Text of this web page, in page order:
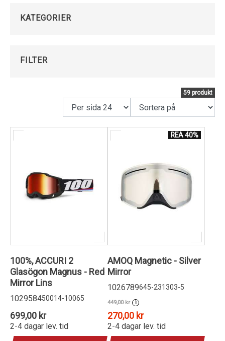
djupseende och förbättrad sikt i alla ljusförhållanden.
KATEGORIER
FILTER
59 produkt
100%, ACCURI 2
Glasögon Magnus - Red
Mirror Lins
102958450014-10065
699,00 kr
2-4 dagar lev. tid
REA 40%
AMOQ Magnetic - Silver
Mirror
1026789645-231303-5
449,00 kr i
270,00 kr
2-4 dagar lev. tid